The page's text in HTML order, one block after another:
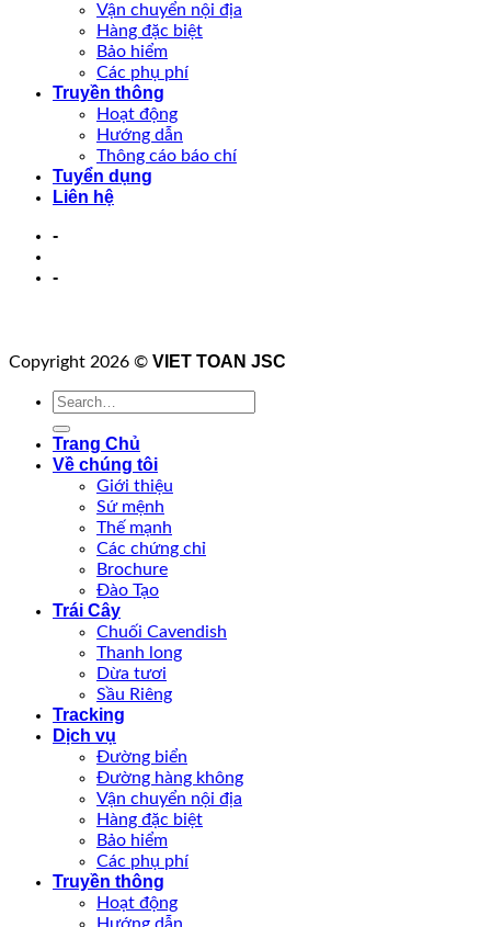
Vận chuyển nội địa
Hàng đặc biệt
Bảo hiểm
Các phụ phí
Truyền thông
Hoạt động
Hướng dẫn
Thông cáo báo chí
Tuyển dụng
Liên hệ
-
-
Copyright 2026 © VIET TOAN JSC
Trang Chủ
Về chúng tôi
Giới thiệu
Sứ mệnh
Thế mạnh
Các chứng chỉ
Brochure
Đào Tạo
Trái Cây
Chuối Cavendish
Thanh long
Dừa tươi
Sầu Riêng
Tracking
Dịch vụ
Đường biển
Đường hàng không
Vận chuyển nội địa
Hàng đặc biệt
Bảo hiểm
Các phụ phí
Truyền thông
Hoạt động